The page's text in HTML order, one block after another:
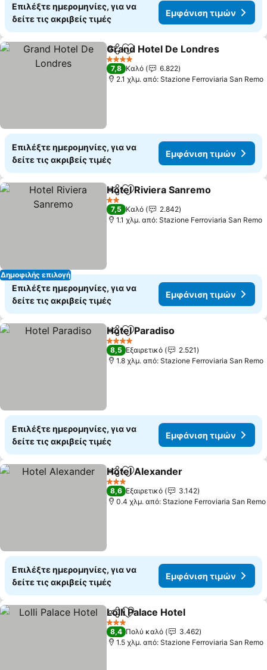
Επιλέξτε ημερομηνίες, για να
δείτε τις ακριβείς τιμές
Εμφάνιση τιμών
Κοινοποίηση
Προσθήκη στα αγαπημένα
Grand Hotel De Londres
4 Αστέρια
7,8 Καλό
6.822
2.1 χλμ. από: Stazione Ferroviaria San Remo
Επιλέξτε ημερομηνίες, για να
δείτε τις ακριβείς τιμές
Εμφάνιση τιμών
Δημοφιλής επιλογή
Κοινοποίηση
Προσθήκη στα αγαπημένα
Hotel Riviera Sanremo
2 Αστέρια
7,5 Καλό
2.842
1.1 χλμ. από: Stazione Ferroviaria San Remo
Επιλέξτε ημερομηνίες, για να
δείτε τις ακριβείς τιμές
Εμφάνιση τιμών
Κοινοποίηση
Προσθήκη στα αγαπημένα
Hotel Paradiso
4 Αστέρια
8,5 Εξαιρετικό
2.521
1.8 χλμ. από: Stazione Ferroviaria San Remo
Επιλέξτε ημερομηνίες, για να
δείτε τις ακριβείς τιμές
Εμφάνιση τιμών
Κοινοποίηση
Προσθήκη στα αγαπημένα
Hotel Alexander
3 Αστέρια
8,6 Εξαιρετικό
3.142
0.4 χλμ. από: Stazione Ferroviaria San Remo
Επιλέξτε ημερομηνίες, για να
δείτε τις ακριβείς τιμές
Εμφάνιση τιμών
Κοινοποίηση
Προσθήκη στα αγαπημένα
Lolli Palace Hotel
3 Αστέρια
8,4 Πολύ καλό
3.462
1.5 χλμ. από: Stazione Ferroviaria San Remo